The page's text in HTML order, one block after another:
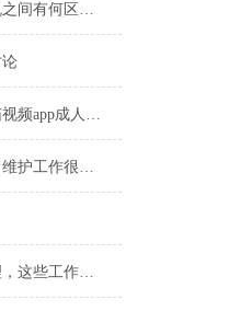
防爆风机与普通风机之间有何区别？
不同等级的防爆番茄视频app成人版适用场合也不一样
做好防爆风机的日常维护工作很重要
防爆风机噪音的处理，这些工作很关键